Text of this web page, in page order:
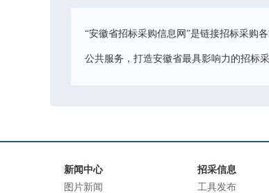
“安徽省招标采购信息网”是链接招标采购
公共服务，打造安徽省最具影响力的招标
新闻中心
图片新闻
招采信息
工具发布